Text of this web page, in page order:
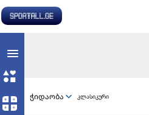
ჭიდაობა კლასიკური